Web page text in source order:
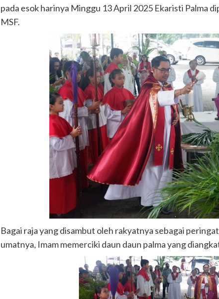
pada esok harinya Minggu 13 April 2025 Ekaristi Palma
MSF.
Bagai raja yang disambut oleh rakyatnya sebagai
umatnya, Imam memerciki daun daun palma yang